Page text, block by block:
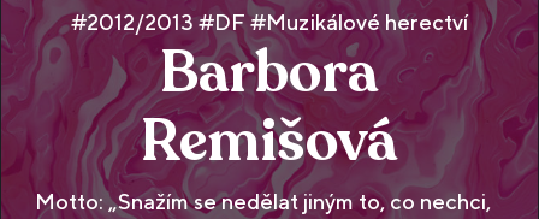
#2012/2013 #DF #Muzikálové herectví
Barbora
Remišová
Motto: „Snažím se nedělat jiným to, co nechci,